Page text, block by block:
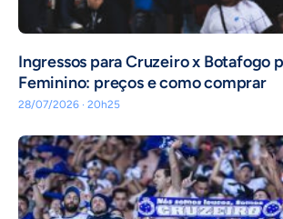
Ingressos para Cruzeiro x Botafogo
Feminino: preços e como comprar
28/07/2026 · 20h25